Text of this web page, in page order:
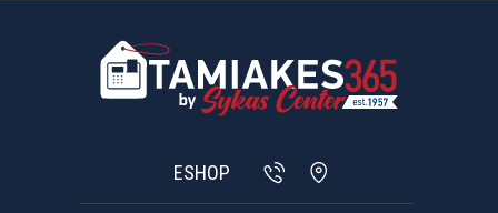
ESHOP